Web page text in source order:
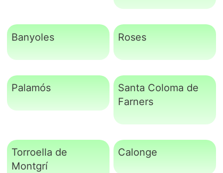
Banyoles Roses
Palamós
Santa Coloma de
Farners
Torroella de
Montgrí
Calonge